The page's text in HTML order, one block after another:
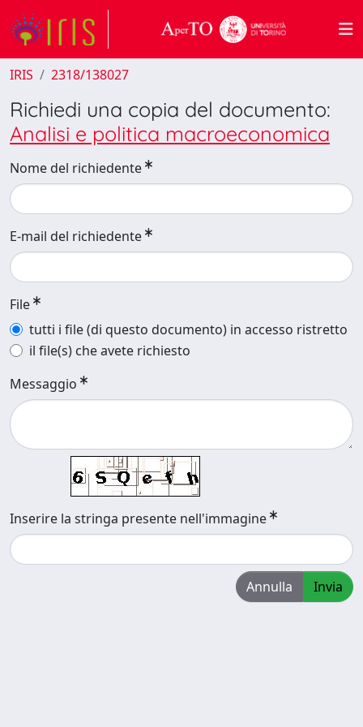
IRIS 2318/138027
Richiedi una copia del documento:
Analisi e politica macroeconomica
Nome del richiedente
E-mail del richiedente
File
tutti i file (di questo documento) in accesso ristretto
il file(s) che avete richiesto
Messaggio
Inserire la stringa presente nell'immagine
Annulla Invia